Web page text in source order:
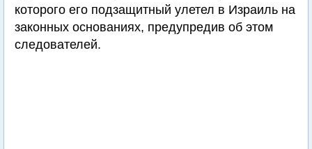
которого его подзащитный улетел в Израиль на
законных основаниях, предупредив об этом
следователей.